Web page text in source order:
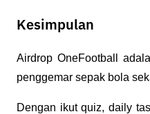
Kesimpulan
Airdrop OneFootball
penggemar sepak bola
Dengan ikut quiz, daily